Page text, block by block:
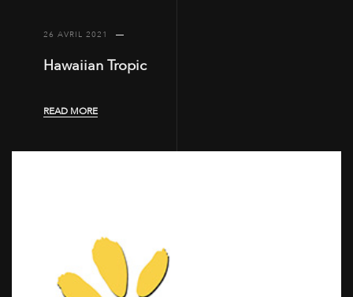
26 AVRIL 2021
Hawaiian Tropic
READ MORE